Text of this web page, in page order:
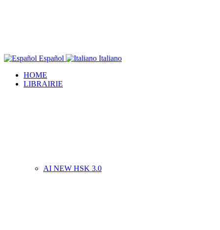
Español
Italiano
HOME
LIBRAIRIE
AI NEW HSK 3.0